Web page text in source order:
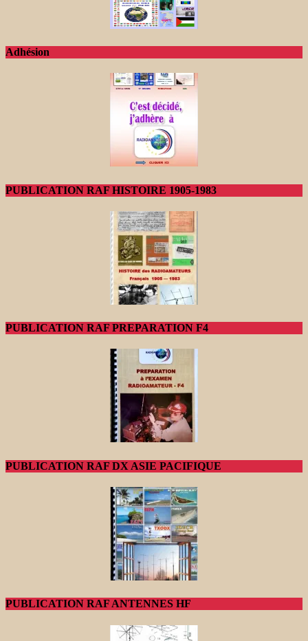
Adhésion
PUBLICATION RAF HISTOIRE 1905-1983
PUBLICATION RAF PREPARATION F4
PUBLICATION RAF DX ASIE PACIFIQUE
PUBLICATION RAF ANTENNES HF